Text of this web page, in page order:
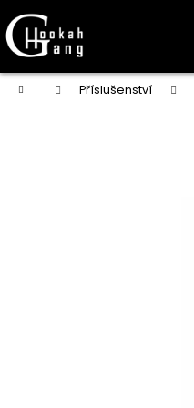
Přejít
Domů Příslušenství
o
š
í
Zpět
do
obchodu
Zpět
do
obchodu